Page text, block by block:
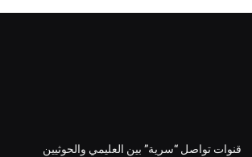
قنوات تواصل “سرية” بين العليمي والحوثيين